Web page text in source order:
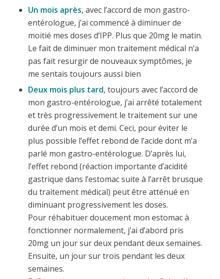
Un mois après, avec l’accord de mon gastro-
entérologue, j’ai commencé à diminuer de
moitié mes doses d’IPP. Plus que 20mg le matin.
Le fait de diminuer mon traitement médical n’a
pas fait resurgir de nouveaux symptômes, je
me sentais toujours aussi bien
Deux mois plus tard, toujours avec l’accord de
mon gastro-entérologue, j’ai arrêté totalement
et très progressivement le traitement sur une
durée d’un mois et demi. Ceci, pour éviter le
plus possible l’effet rebond de l’acide dont m’a
parlé mon gastro-entérologue. D’après lui,
l’effet rebond (réaction importante d’acidité
gastrique dans l’estomac suite à l’arrêt brusque
du traitement médical) peut être atténué en
diminuant progressivement les doses.
Pour réhabituer doucement mon estomac à
fonctionner normalement, j’ai d’abord pris
20mg un jour sur deux pendant deux semaines.
Ensuite, un jour sur trois pendant les deux
semaines.